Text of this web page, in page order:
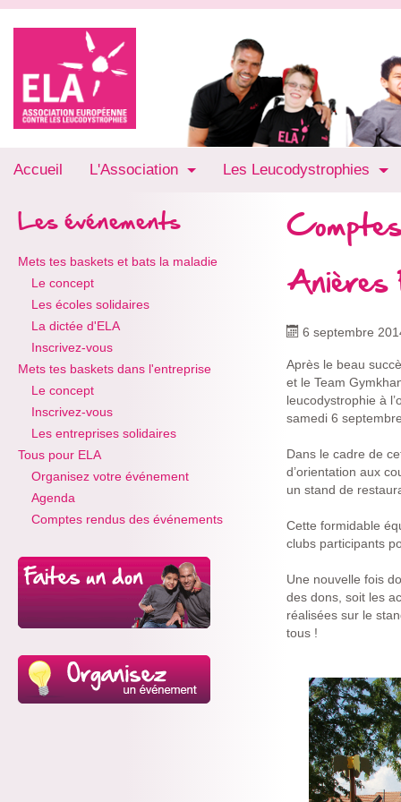
Accueil L'Association Les Leucodystrophies
Les événements
Mets tes baskets et bats la maladie
Le concept
Les écoles solidaires
La dictée d'ELA
Inscrivez-vous
Mets tes baskets dans l'entreprise
Le concept
Inscrivez-vous
Les entreprises solidaires
Tous pour ELA
Organisez votre événement
Agenda
Comptes rendus des événements
Anières
6 septembre
Après le beau
et le Team
leucodystrophie à
samedi 6
Dans le cadre de
d’orientation aux
un stand de
Cette formidable
clubs participants
Une nouvelle fois
des dons, soit les
réalisées sur le
tous !